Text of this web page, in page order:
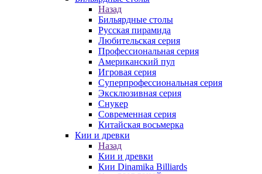
Назад
Бильярдные столы
Русская пирамида
Любительская серия
Профессиональная серия
Американский пул
Игровая серия
Суперпрофессиональная серия
Эксклюзивная серия
Снукер
Современная серия
Китайская восьмерка
Кии и древки
Назад
Кии и древки
Кии Dinamika Billiards